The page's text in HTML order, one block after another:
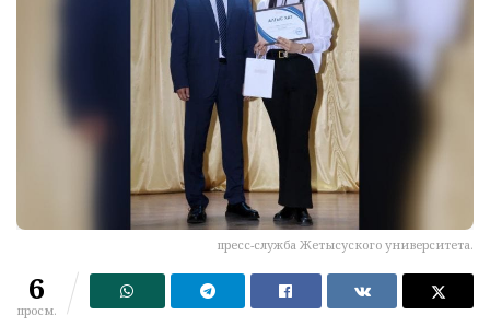
пресс-служба Жетысуского университета.
6
просм.